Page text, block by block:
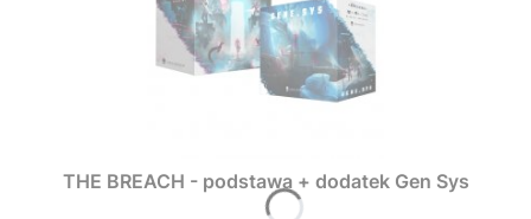
THE BREACH - podstawa + dodatek Gen Sys